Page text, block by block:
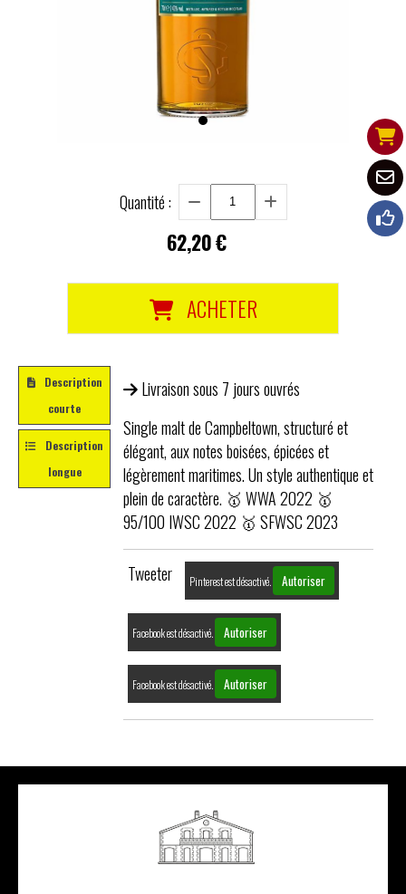
Quantité :
62,20€
ACHETER
Description
courte
Description
longue
Livraison sous 7 jours ouvrés
Single malt de Campbeltown, structuré et
élégant, aux notes boisées, épicées et
légèrement maritimes. Un style authentique et
plein de caractère. 🥇 WWA 2022 🥇
95/100 IWSC 2022 🥇 SFWSC 2023
Tweeter Pinterest est désactivé. Autoriser
Facebook est désactivé. Autoriser
Facebook est désactivé. Autoriser